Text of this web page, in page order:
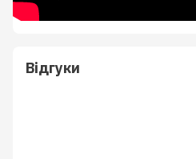
Відгуки